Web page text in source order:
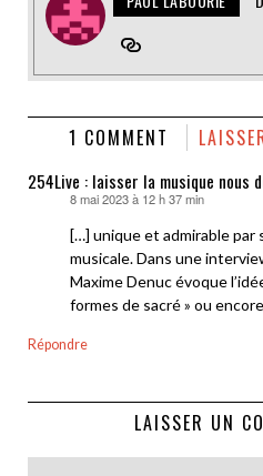
1 COMMENT
254Live : laisser la musique nous
8 mai 2023 à 12 h 37 min
[…] unique et admirable
musicale. Dans une
Maxime Denuc évoque
formes de sacré » ou
Répondre
LAISSER UN